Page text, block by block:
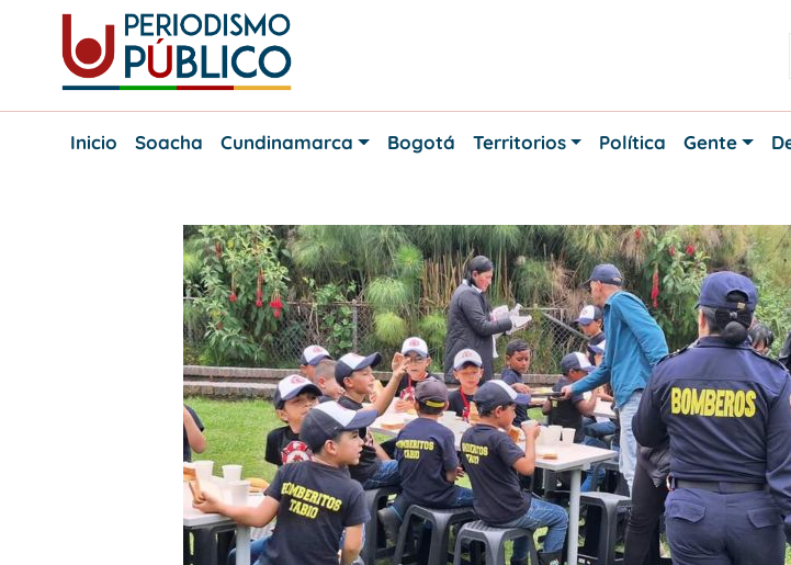
content
Periodismo
Noticias
Inicio
Soacha Cundinamarca Bogotá Territorios Política Gente